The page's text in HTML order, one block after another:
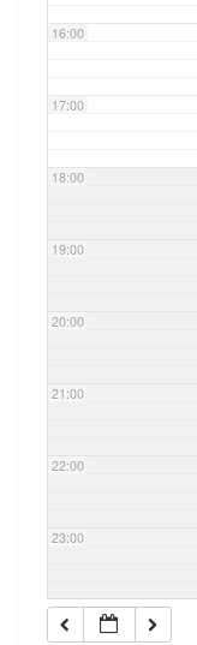
16:00
17:00
18:00
19:00
20:00
21:00
22:00
23:00